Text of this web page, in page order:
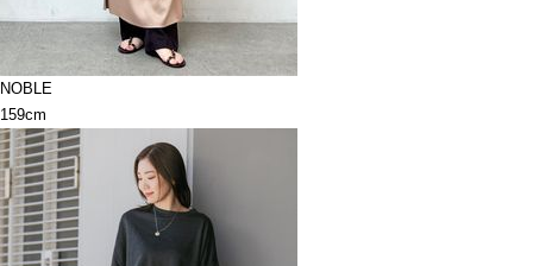
NOBLE
159cm